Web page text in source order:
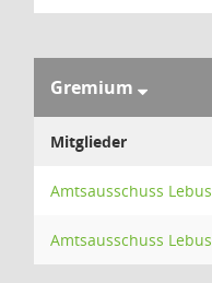
Gremium
Mitglieder
Amtsausschuss Lebus
Amtsausschuss Lebus